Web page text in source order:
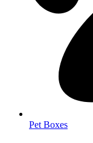
Pet Boxes